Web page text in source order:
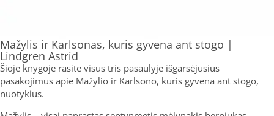
Mažylis ir Karlsonas, kuris gyvena ant stogo |
Lindgren Astrid
Šioje knygoje rasite visus tris pasaulyje išgarsėjusius
pasakojimus apie Mažylio ir Karlsono, kuris gyvena ant stogo,
nuotykius.